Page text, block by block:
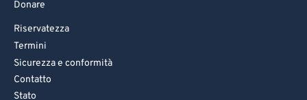
Donare
Riservatezza
Termini
Sicurezza e conformità
Contatto
Stato